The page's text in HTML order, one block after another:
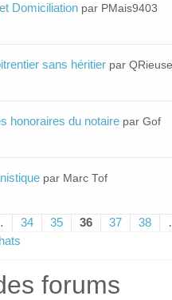
Domiciliation par PMais9403
sans héritier par QRieuse
honoraires du notaire par Gof
par Marc Tof
34 35 36 37 38
forums